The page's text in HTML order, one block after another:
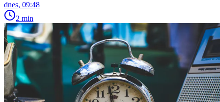
dnes, 09:48
2 min